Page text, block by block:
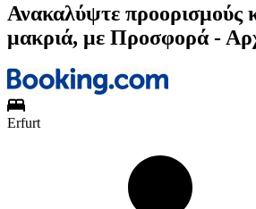
Ανακαλύψτε προορισμούς
μακριά, με Προσφορά -
Erfurt